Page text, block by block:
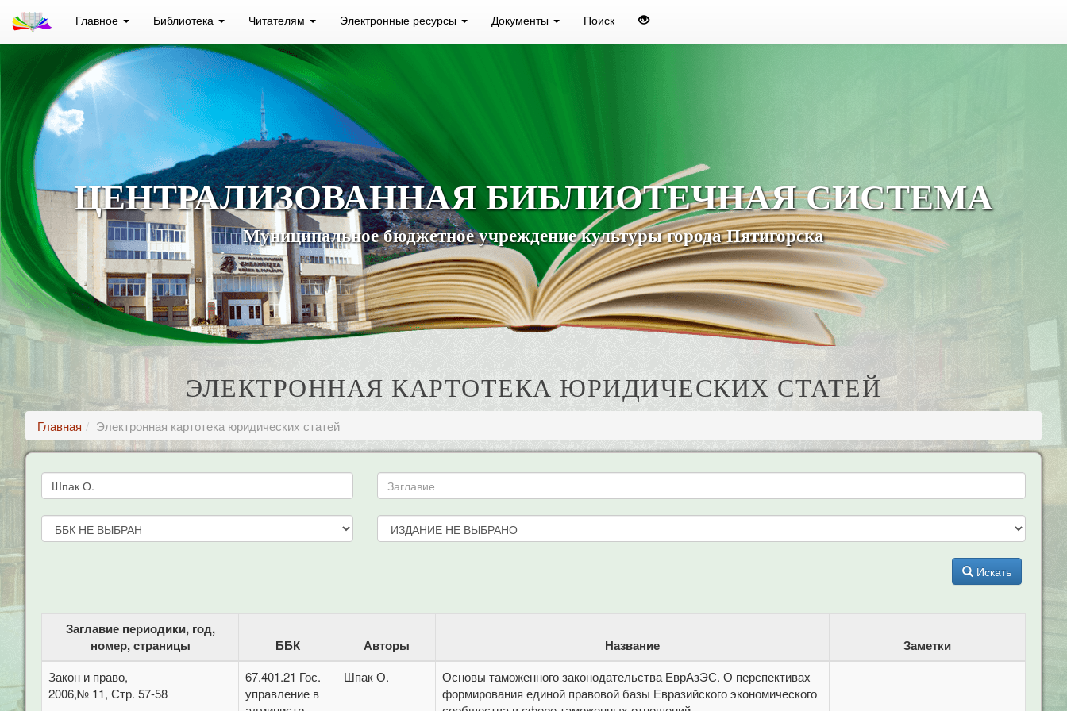
Главное Библиотека Читателям Электронные ресурсы Документы Поиск
ЦЕНТРАЛИЗОВАННАЯ БИБЛИОТЕЧНАЯ СИСТЕМА
Муниципальное бюджетное учреждение культуры города Пятигорска
ЭЛЕКТРОННАЯ КАРТОТЕКА ЮРИДИЧЕСКИХ СТАТЕЙ
Главная Электронная картотека юридических статей
Искать
Заглавие периодики, год,
номер, страницы
ББК Авторы Название Заметки
Закон и право,
2006,№ 11, Стр. 57-58
67.401.21 Гос.
управление в
Шпак О.
Основы таможенного законодательства ЕврАзЭС. О перспективах
формирования единой правовой базы Евразийского экономического